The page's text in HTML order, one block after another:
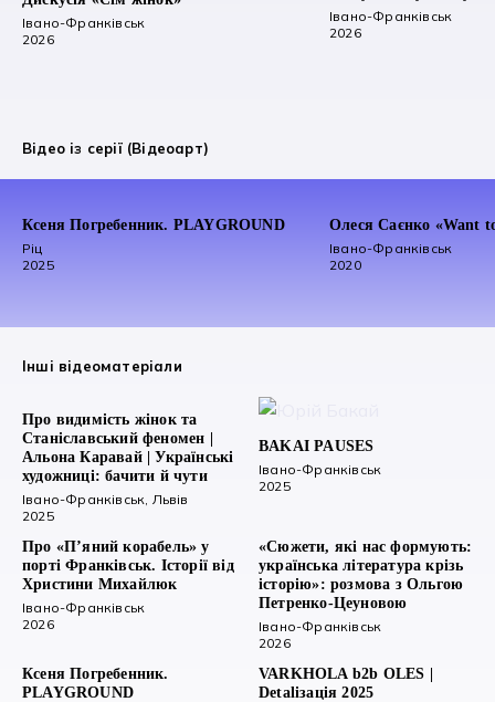
Івано-Франківськ
2026
Івано-Франківськ
2026
Відео із серії (Відеоарт)
Ксеня Погребенник. PLAYGROUND
Ріц
2025
Олеся Саєнко «Want
Івано-Франківськ
2020
Інші відеоматеріали
Про видимість жінок та
Станіславський феномен |
Альона Каравай | Українські
художниці: бачити й чути
Івано-Франківськ, Львів
2025
BAKAI PAUSES
Івано-Франківськ
2025
Про «П’яний корабель» у
порті Франківськ. Історії від
Христини Михайлюк
Івано-Франківськ
2026
«Сюжети, які нас формують:
українська література крізь
історію»: розмова з Ольгою
Петренко-Цеуновою
Івано-Франківськ
2026
Ксеня Погребенник.
PLAYGROUND
VARKHOLA b2b OLES |
Detaliзація 2025